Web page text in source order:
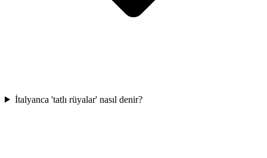
İtalyanca 'tatlı rüyalar' nasıl denir?